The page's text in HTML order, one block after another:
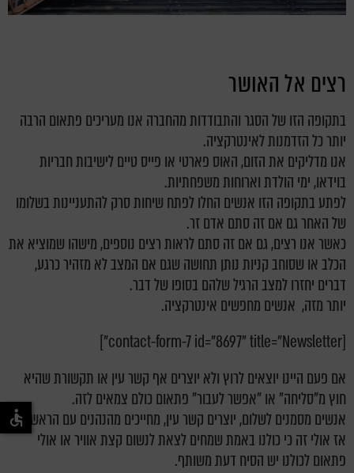
רצים אל האושר
בתקופה הזו של הסגר והתבודדות מהחברה אנו מעריכים פתאום הרבה
יותר כל הזדמנות לאינטרקציה.
אנו מדליקים את הזום, האוס פארטי או פייס טיים לישיבות חבריות
בוידאו, ימי הולדת וארוחות משפחתיות.
לפתע בתקופה הזו אנשים החלו לפתח שיחות סרק להתעניינות בשלומו
של האחר גם אם זה סתם אדם זר.
כאשר אנו רצים, גם אם זה סתם לראות רצים נוספים, מישהו שמוציא את
הכלב או שסוחב קניות נותן תחושה שגם אם המצב לא מזהיר כרגע,
דברים יחזרו למצב הרגיל שלהם בסופו של דבר.
יותר מזה, אנשים מחפשים אינטרקציה.
[contact-form-7 id="8697" title="Newsletter"]
אם פעם היינו יוצאים לרוץ ולא יוצרים אף קשר עין או תקשורת שהיא
חוץ מ"סליחה" או "אפשר לעבור" פתאום כולם צמאים לזה.
אנשים מסמנים לשלום, יוצרים קשר עין, מחייכים מהנהנים עם הראש.
אז אולי זה כי כולנו באמת שמחים לצאת לנשום קצת אוויר או אולי
פתאום לכולנו יש הסיח דעת משותף.